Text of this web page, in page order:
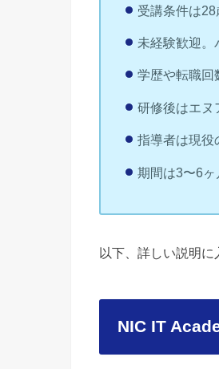
受講条件は
未経験歓迎。
学歴や転職回
研修後はエヌ
指導者は現役
期間は3〜6ヶ
以下、詳しい説明
NIC IT